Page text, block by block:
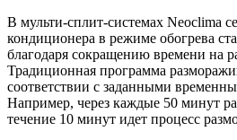
В мульти-сплит-системах Neoclima
кондиционера в режиме обогрева
благодаря сокращению времени на
Традиционная программа
соответствии с заданными
Например, через каждые 50 минут
течение 10 минут идет процесс